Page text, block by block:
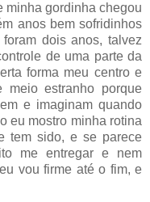
minha gordinha chegou
anos bem sofridinhos
dois anos, talvez
de uma parte da
forma meu centro e
meio estranho porque
e imaginam quando
eu mostro minha rotina
tem sido, e se parece
me entregar e nem
vou firme até o fim, e